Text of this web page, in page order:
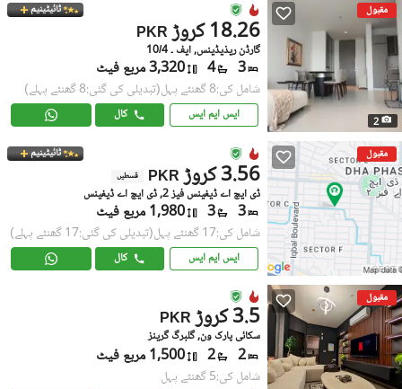
مقبول
2
ٹائیٹینیم
PKR 18.26 کروڑ
گارڈن ریذیڈینس, ایف ۔ 10/4
3
4 3,320 مربع فیٹ
شامل کی:8 گھنٹے پہل (تبدیلی کی گئی:8 گھنٹے پہلے)
ایس ایم ایس کال
مقبول ٹائیٹینیم
PKR 3.56 کروڑ قسطیں
ڈی ایچ اے ڈیفینس فیز 2, ڈی ایچ اے ڈیفینس
3
3 1,980 مربع فیٹ
شامل کی:17 گھنٹے پہل (تبدیلی کی گئی:17 گھنٹے پہلے)
ایس ایم ایس کال
مقبول
PKR 3.5 کروڑ
سکائی پارک ون, گلبرگ گرینز
2
2 1,500 مربع فیٹ
شامل کی:5 گھنٹے پہل